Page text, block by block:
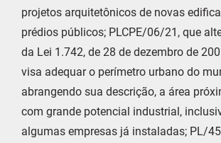
projetos arquitetônicos de novas
prédios públicos; PLCPE/06/21, que
da Lei 1.742, de 28 de dezembro de
visa adequar o perímetro urbano do
abrangendo sua descrição, a área
com grande potencial industrial,
algumas empresas já instaladas; PL/